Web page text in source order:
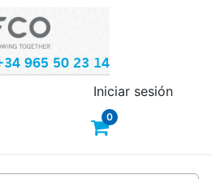
965 50 23 14
0
Iniciar sesión